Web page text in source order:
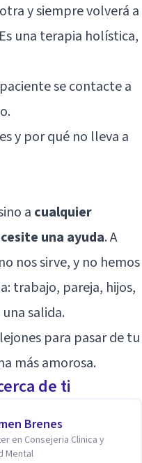
y siempre volverá a
una terapia holística,
se contacte a
y por qué no lleva a
a cualquier
una ayuda. A
nos sirve, y no hemos
trabajo, pareja, hijos,
salida.
para pasar de tu
más amorosa.
de ti
Brenes
en Consejeria Clinica y
Mental